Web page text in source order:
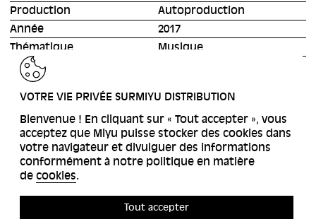
Production
Autoproduction
Année
2017
Thématique
Musique
RETOUR
VOTRE VIE PRIVÉE SURMIYU DISTRIBUTION
Bienvenue ! En cliquant sur « Tout accepter », vous
acceptez que Miyu puisse stocker des cookies dans
votre navigateur et divulguer des informations
conformément à notre politique en matière
de cookies.
Tout accepter